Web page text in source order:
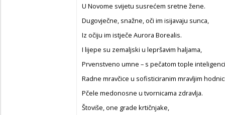
U Novome svijetu susrećem sretne žene.
Dugovječne, snažne, oči im isijavaju sunca,
Iz očiju im istječe Aurora Borealis.
I lijepe su zemaljski u lepršavim haljama,
Prvenstveno umne – s pečatom tople
Radne mravčice u sofisticiranim mravljim
Pčele medonosne u tvornicama zdravlja.
Štoviše, one grade krtičnjake,